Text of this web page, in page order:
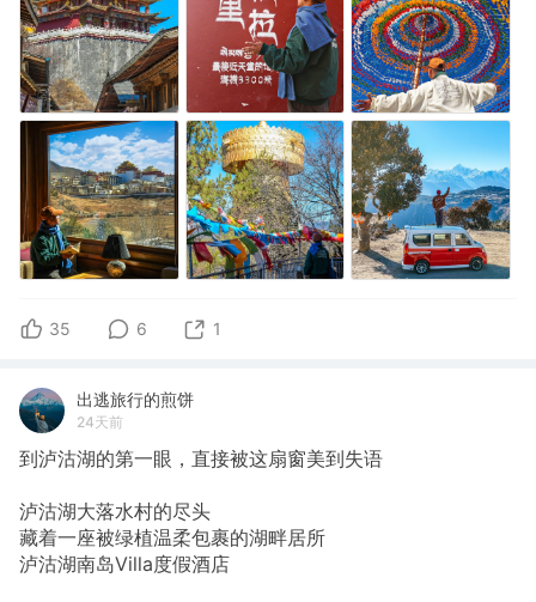
35 6 1
出逃旅行的煎饼
24天前
到泸沽湖的第一眼，直接被这扇窗美到失语
泸沽湖大落水村的尽头
藏着一座被绿植温柔包裹的湖畔居所
泸沽湖南岛Villa度假酒店